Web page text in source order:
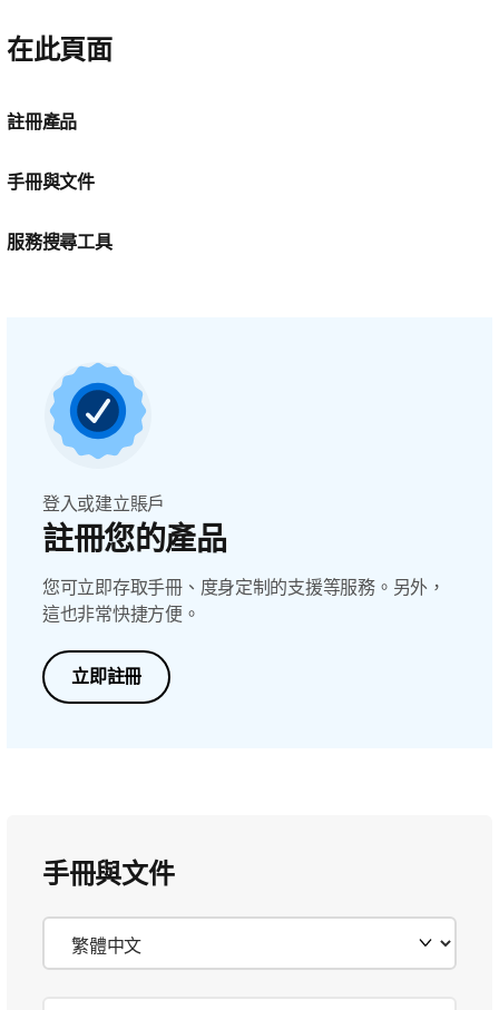
在此頁面
註冊產品
手冊與文件
服務搜尋工具
登入或建立賬戶
註冊您的產品
您可立即存取手冊、度身定制的支援等服務。另外，
這也非常快捷方便。
立即註冊
手冊與文件